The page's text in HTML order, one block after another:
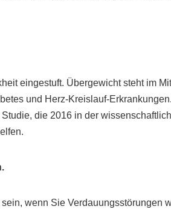
eingestuft. Übergewicht steht im
und Herz-Kreislauf-
die 2016 in der
wenn Sie Verdauungsstörungen